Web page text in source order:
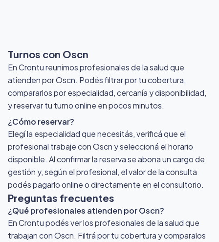
Turnos con Oscn
En Crontu reunimos profesionales de la salud que
atienden por Oscn. Podés filtrar por tu cobertura,
compararlos por especialidad, cercanía y disponibilidad,
y reservar tu turno online en pocos minutos.
¿Cómo reservar?
Elegí la especialidad que necesitás, verificá que el
profesional trabaje con Oscn y seleccioná el horario
disponible. Al confirmar la reserva se abona un cargo de
gestión y, según el profesional, el valor de la consulta
podés pagarlo online o directamente en el consultorio.
Preguntas frecuentes
¿Qué profesionales atienden por Oscn?
En Crontu podés ver los profesionales de la salud que
trabajan con Oscn. Filtrá por tu cobertura y comparalos